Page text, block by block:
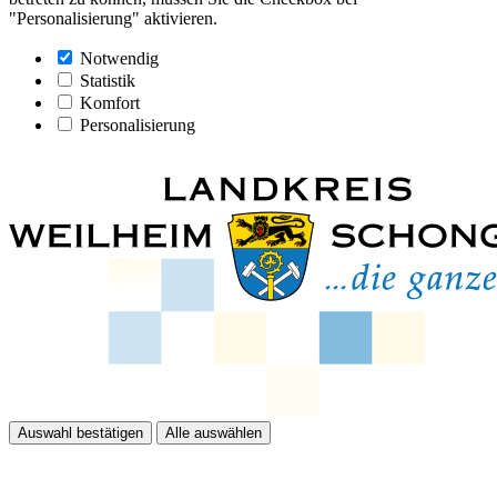
"Personalisierung" aktivieren.
Notwendig
Statistik
Komfort
Personalisierung
Auswahl bestätigen Alle auswählen